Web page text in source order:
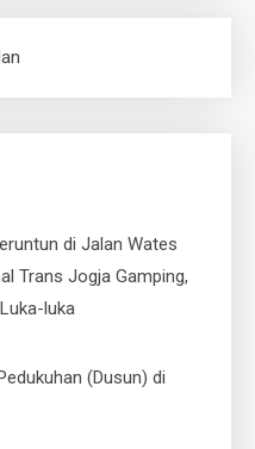
di Jalan Wates
Trans Jogja Gamping,
luka
(Dusun) di